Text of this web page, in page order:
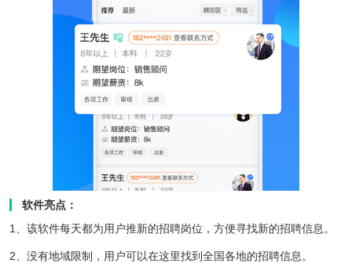
软件亮点：
1、该软件每天都为用户推新的招聘岗位，方便寻找新的招聘信息。
2、没有地域限制，用户可以在这里找到全国各地的招聘信息。